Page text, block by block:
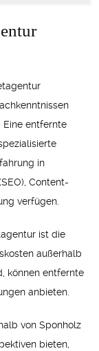
Eine entfernte
in
Content-
verfügen.
ist die
außerhalb
können entfernte
anbieten.
von Sponholz
bieten,